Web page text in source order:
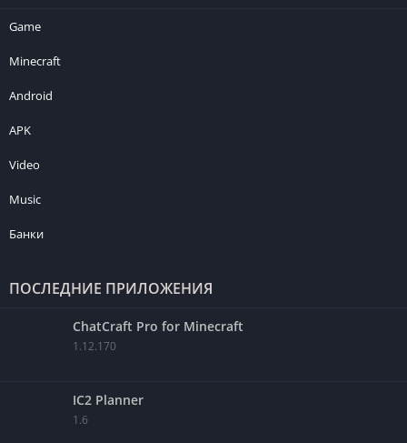
Game
Minecraft
Android
APK
Video
Music
Банки
ПОСЛЕДНИЕ ПРИЛОЖЕНИЯ
ChatCraft Pro for Minecraft
1.12.170
IC2 Planner
1.6